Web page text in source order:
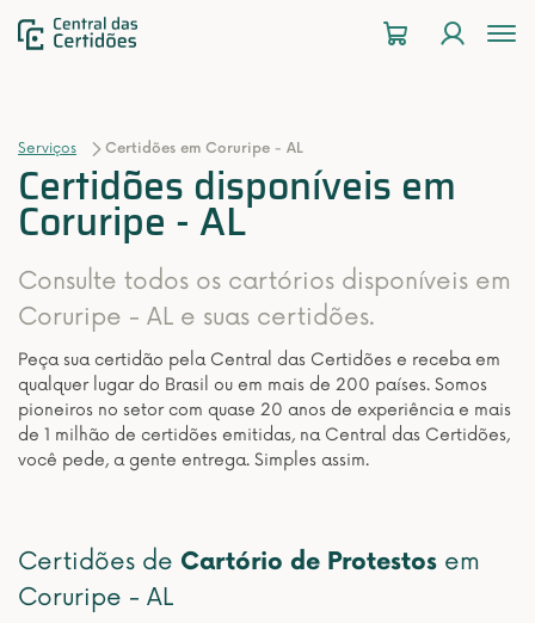
Serviços Certidões em Coruripe - AL
Certidões disponíveis em
Coruripe - AL
Consulte todos os cartórios disponíveis em
Coruripe - AL e suas certidões.
Peça sua certidão pela Central das Certidões e receba em
qualquer lugar do Brasil ou em mais de 200 países. Somos
pioneiros no setor com quase 20 anos de experiência e mais
de 1 milhão de certidões emitidas, na Central das Certidões,
você pede, a gente entrega. Simples assim.
Certidões de Cartório de Protestos em
Coruripe - AL